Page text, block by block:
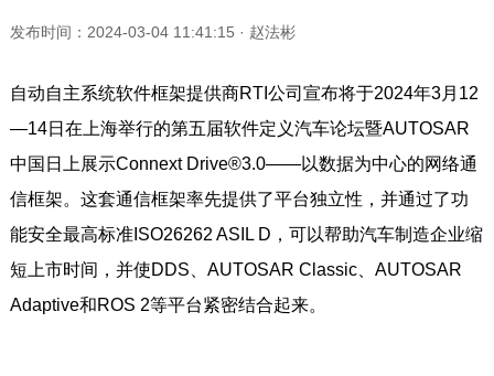
发布时间：2024-03-04 11:41:15 · 赵法彬
自动自主系统软件框架提供商RTI公司宣布将于2024年3月12
—14日在上海举行的第五届软件定义汽车论坛暨AUTOSAR
中国日上展示Connext Drive®3.0——以数据为中心的网络通
信框架。这套通信框架率先提供了平台独立性，并通过了功
能安全最高标准ISO26262 ASIL D，可以帮助汽车制造企业缩
短上市时间，并使DDS、AUTOSAR Classic、AUTOSAR
Adaptive和ROS 2等平台紧密结合起来。